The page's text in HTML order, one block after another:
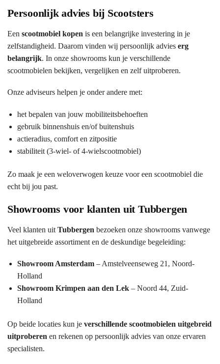
Persoonlijk advies bij Scootsters
Een scootmobiel kopen is een belangrijke investering in je
zelfstandigheid. Daarom vinden wij persoonlijk advies erg
belangrijk. In onze showrooms kun je verschillende
scootmobielen bekijken, vergelijken en zelf uitproberen.
Onze adviseurs helpen je onder andere met:
het bepalen van jouw mobiliteitsbehoeften
gebruik binnenshuis en/of buitenshuis
actieradius, comfort en zitpositie
stabiliteit (3-wiel- of 4-wielscootmobiel)
Zo maak je een weloverwogen keuze voor een scootmobiel die
echt bij jou past.
Showrooms voor klanten uit Tubbergen
Veel klanten uit Tubbergen bezoeken onze showrooms vanwege
het uitgebreide assortiment en de deskundige begeleiding:
Showroom Amsterdam – Amstelveenseweg 21, Noord-
Holland
Showroom Krimpen aan den Lek – Noord 44, Zuid-
Holland
Op beide locaties kun je verschillende scootmobielen uitgebreid
uitproberen en rekenen op persoonlijk advies van onze ervaren
specialisten.